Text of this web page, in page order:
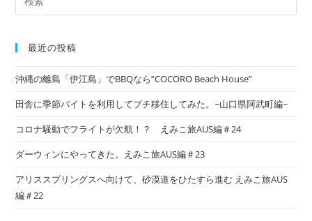
最近の投稿
沖縄の離島「伊江島」でBBQなら“COCORO Beach House”
田舎に季節バイトを利用してプチ移住してみた。~山口県阿武町編~
コロナ騒動でフライトが欠航！？ えみこ旅AUS編＃24
ダーウィンにやってきた。えみこ旅AUS編＃23
アリススプリングスへ向けて、砂漠道をひたすら進む えみこ旅AUS
編＃22